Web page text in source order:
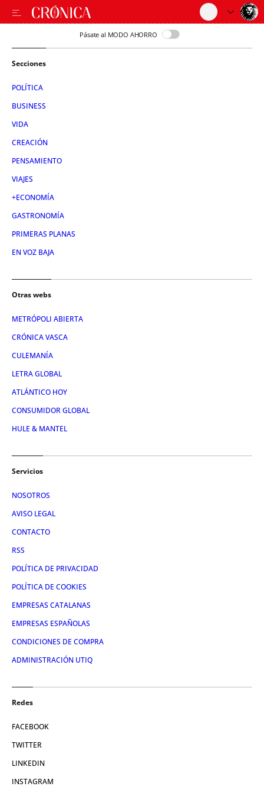
Pásate al MODO AHORRO
Secciones
POLÍTICA
BUSINESS
VIDA
CREACIÓN
PENSAMIENTO
VIAJES
+ECONOMÍA
GASTRONOMÍA
PRIMERAS PLANAS
EN VOZ BAJA
Otras webs
METRÓPOLI ABIERTA
CRÓNICA VASCA
CULEMANÍA
LETRA GLOBAL
ATLÁNTICO HOY
CONSUMIDOR GLOBAL
HULE & MANTEL
Servicios
NOSOTROS
AVISO LEGAL
CONTACTO
RSS
POLÍTICA DE PRIVACIDAD
POLÍTICA DE COOKIES
EMPRESAS CATALANAS
EMPRESAS ESPAÑOLAS
CONDICIONES DE COMPRA
ADMINISTRACIÓN UTIQ
Redes
FACEBOOK
TWITTER
LINKEDIN
INSTAGRAM